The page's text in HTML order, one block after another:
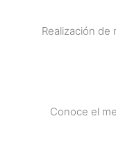
Realización de
Conoce el